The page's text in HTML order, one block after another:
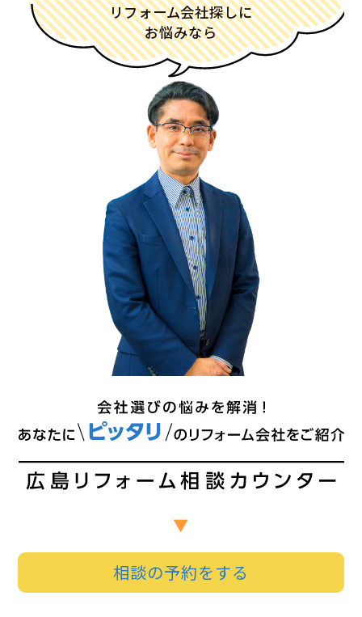
リフォーム会社探しに
お悩みなら
相談の予約をする